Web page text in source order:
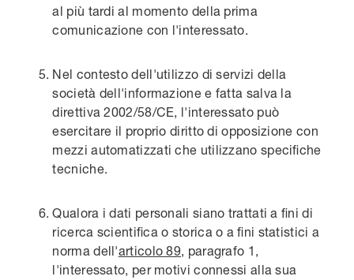
al più tardi al momento della prima
comunicazione con l'interessato.
Nel contesto dell'utilizzo di servizi della
società dell'informazione e fatta salva la
direttiva 2002/58/CE, l'interessato può
esercitare il proprio diritto di opposizione con
mezzi automatizzati che utilizzano specifiche
tecniche.
Qualora i dati personali siano trattati a fini di
ricerca scientifica o storica o a fini statistici a
norma dell'articolo 89, paragrafo 1,
l'interessato, per motivi connessi alla sua